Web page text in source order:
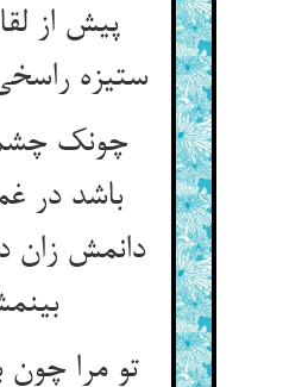
پیش از
ستیزه
چونک
باشد
دانمش زان
تو مرا چون